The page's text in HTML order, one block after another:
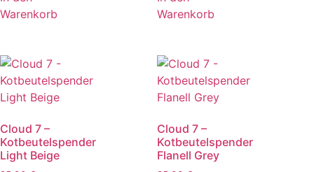
Warenkorb
Warenkorb
Cloud 7 –
Kotbeutelspender
Light Beige
Cloud 7 –
Kotbeutelspender
Flanell Grey